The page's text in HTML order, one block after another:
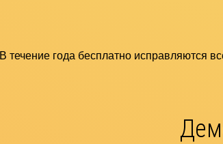
В течение года бесплатно исправляются